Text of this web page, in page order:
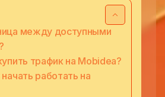
между доступными
трафик на Mobidea?
работать на